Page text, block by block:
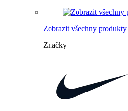
Zobrazit všechny produkty
Značky